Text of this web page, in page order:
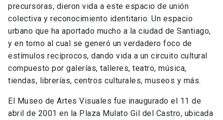
precursoras, dieron vida a este espacio de unión
colectiva y reconocimiento identitario. Un espacio
urbano que ha aportado mucho a la ciudad de Santiago,
y en torno al cual se generó un verdadero foco de
estímulos recíprocos, dando vida a un circuito cultural
compuesto por galerías, talleres, teatro, música,
tiendas, librerías, centros culturales, museos y más.
El Museo de Artes Visuales fue inaugurado el 11 de
abril de 2001 en la Plaza Mulato Gil del Castro, ubicada